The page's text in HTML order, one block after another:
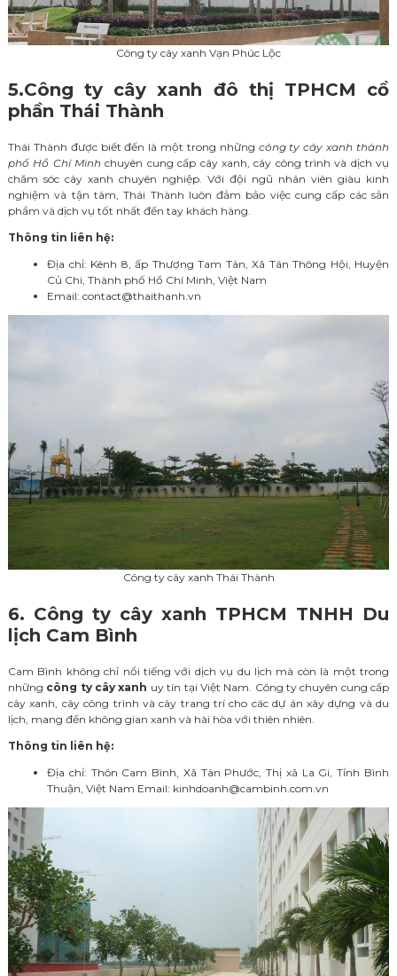
Công ty cây xanh Vạn Phúc Lộc
5.Công ty cây xanh đô thị TPHCM cổ
phần Thái Thành
Thái Thành được biết đến là một trong những công ty cây xanh thành
phố Hồ Chí Minhchuyên cung cấp cây xanh, cây công trình và dịch vụ
chăm sóc cây xanh chuyên nghiệp. Với đội ngũ nhân viên giàu kinh
nghiệm và tận tâm, Thái Thành luôn đảm bảo việc cung cấp các sản
phẩm và dịch vụ tốt nhất đến tay khách hàng.
Thông tin liên hệ:
Địa chỉ: Kênh 8, ấp Thượng Tam Tân, Xã Tân Thông Hội, Huyện
Củ Chi, Thành phố Hồ Chí Minh, Việt Nam
Email: contact@thaithanh.vn
Công ty cây xanh Thái Thành
6. Công ty cây xanh TPHCM TNHH Du
lịch Cam Bình
Cam Bình không chỉ nổi tiếng với dịch vụ du lịch mà còn là một trong
những công ty cây xanh uy tín tại Việt Nam. Công ty chuyên cung cấp
cây xanh, cây công trình và cây trang trí cho các dự án xây dựng và du
lịch, mang đến không gian xanh và hài hòa với thiên nhiên.
Thông tin liên hệ:
Địa chỉ: Thôn Cam Bình, Xã Tân Phước, Thị xã La Gi, Tỉnh Bình
Thuận, Việt Nam Email: kinhdoanh@cambinh.com.vn